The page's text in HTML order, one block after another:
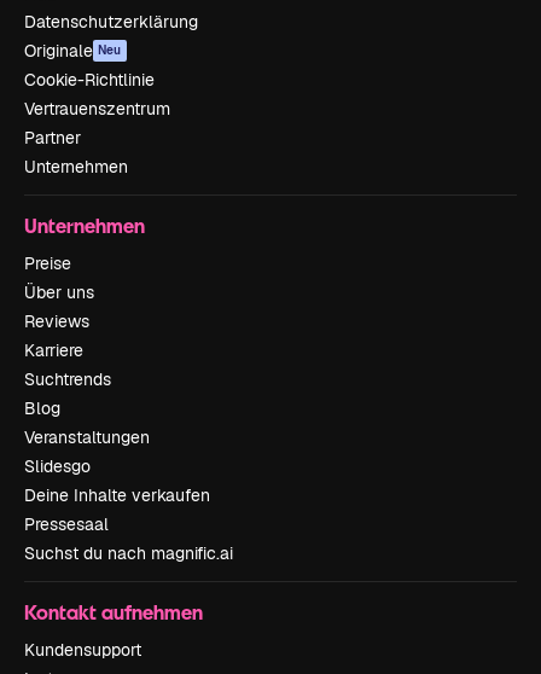
Datenschutzerklärung
Originale Neu
Cookie-Richtlinie
Vertrauenszentrum
Partner
Unternehmen
Unternehmen
Preise
Über uns
Reviews
Karriere
Suchtrends
Blog
Veranstaltungen
Slidesgo
Deine Inhalte verkaufen
Pressesaal
Suchst du nach magnific.ai
Kontakt aufnehmen
Kundensupport